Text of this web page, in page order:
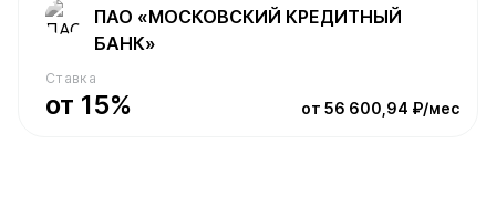
ПАО «МОСКОВСКИЙ КРЕДИТНЫЙ
БАНК»
Ставка
от 15% от 56 600,94 ₽/мес